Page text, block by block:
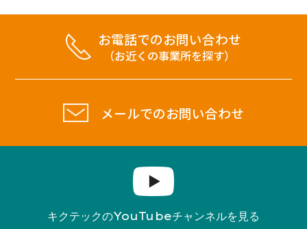
お電話でのお問い合わせ
（お近くの事業所を探す）
メールでのお問い合わせ
キクテックのYouTubeチャンネルを見る